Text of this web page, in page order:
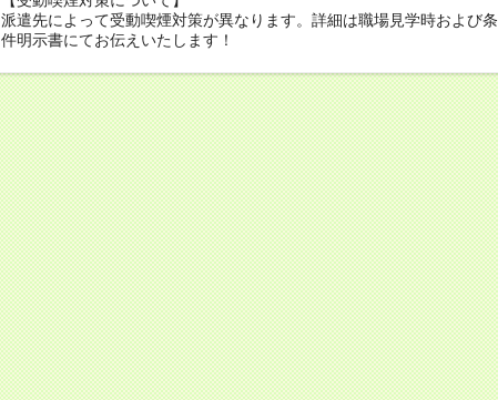
派遣先によって受動喫煙対策が異なります。詳細は職場見学時および条
件明示書にてお伝えいたします！